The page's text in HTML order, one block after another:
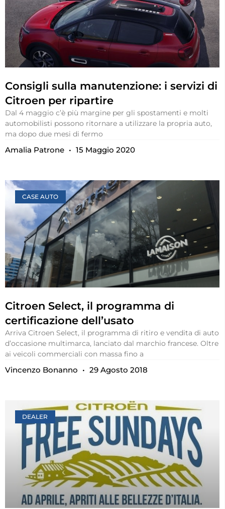
Consigli sulla manutenzione: i servizi di
Citroen per ripartire
Dal 4 maggio c’è più margine per gli spostamenti e molti
automobilisti possono ritornare a utilizzare la propria auto,
ma dopo due mesi di fermo
Amalia Patrone 15 Maggio 2020
CASE AUTO
Citroen Select, il programma di
certificazione dell’usato
Arriva Citroen Select, il programma di ritiro e vendita di auto
d’occasione multimarca, lanciato dal marchio francese. Oltre
ai veicoli commerciali con massa fino a
Vincenzo Bonanno 29 Agosto 2018
DEALER